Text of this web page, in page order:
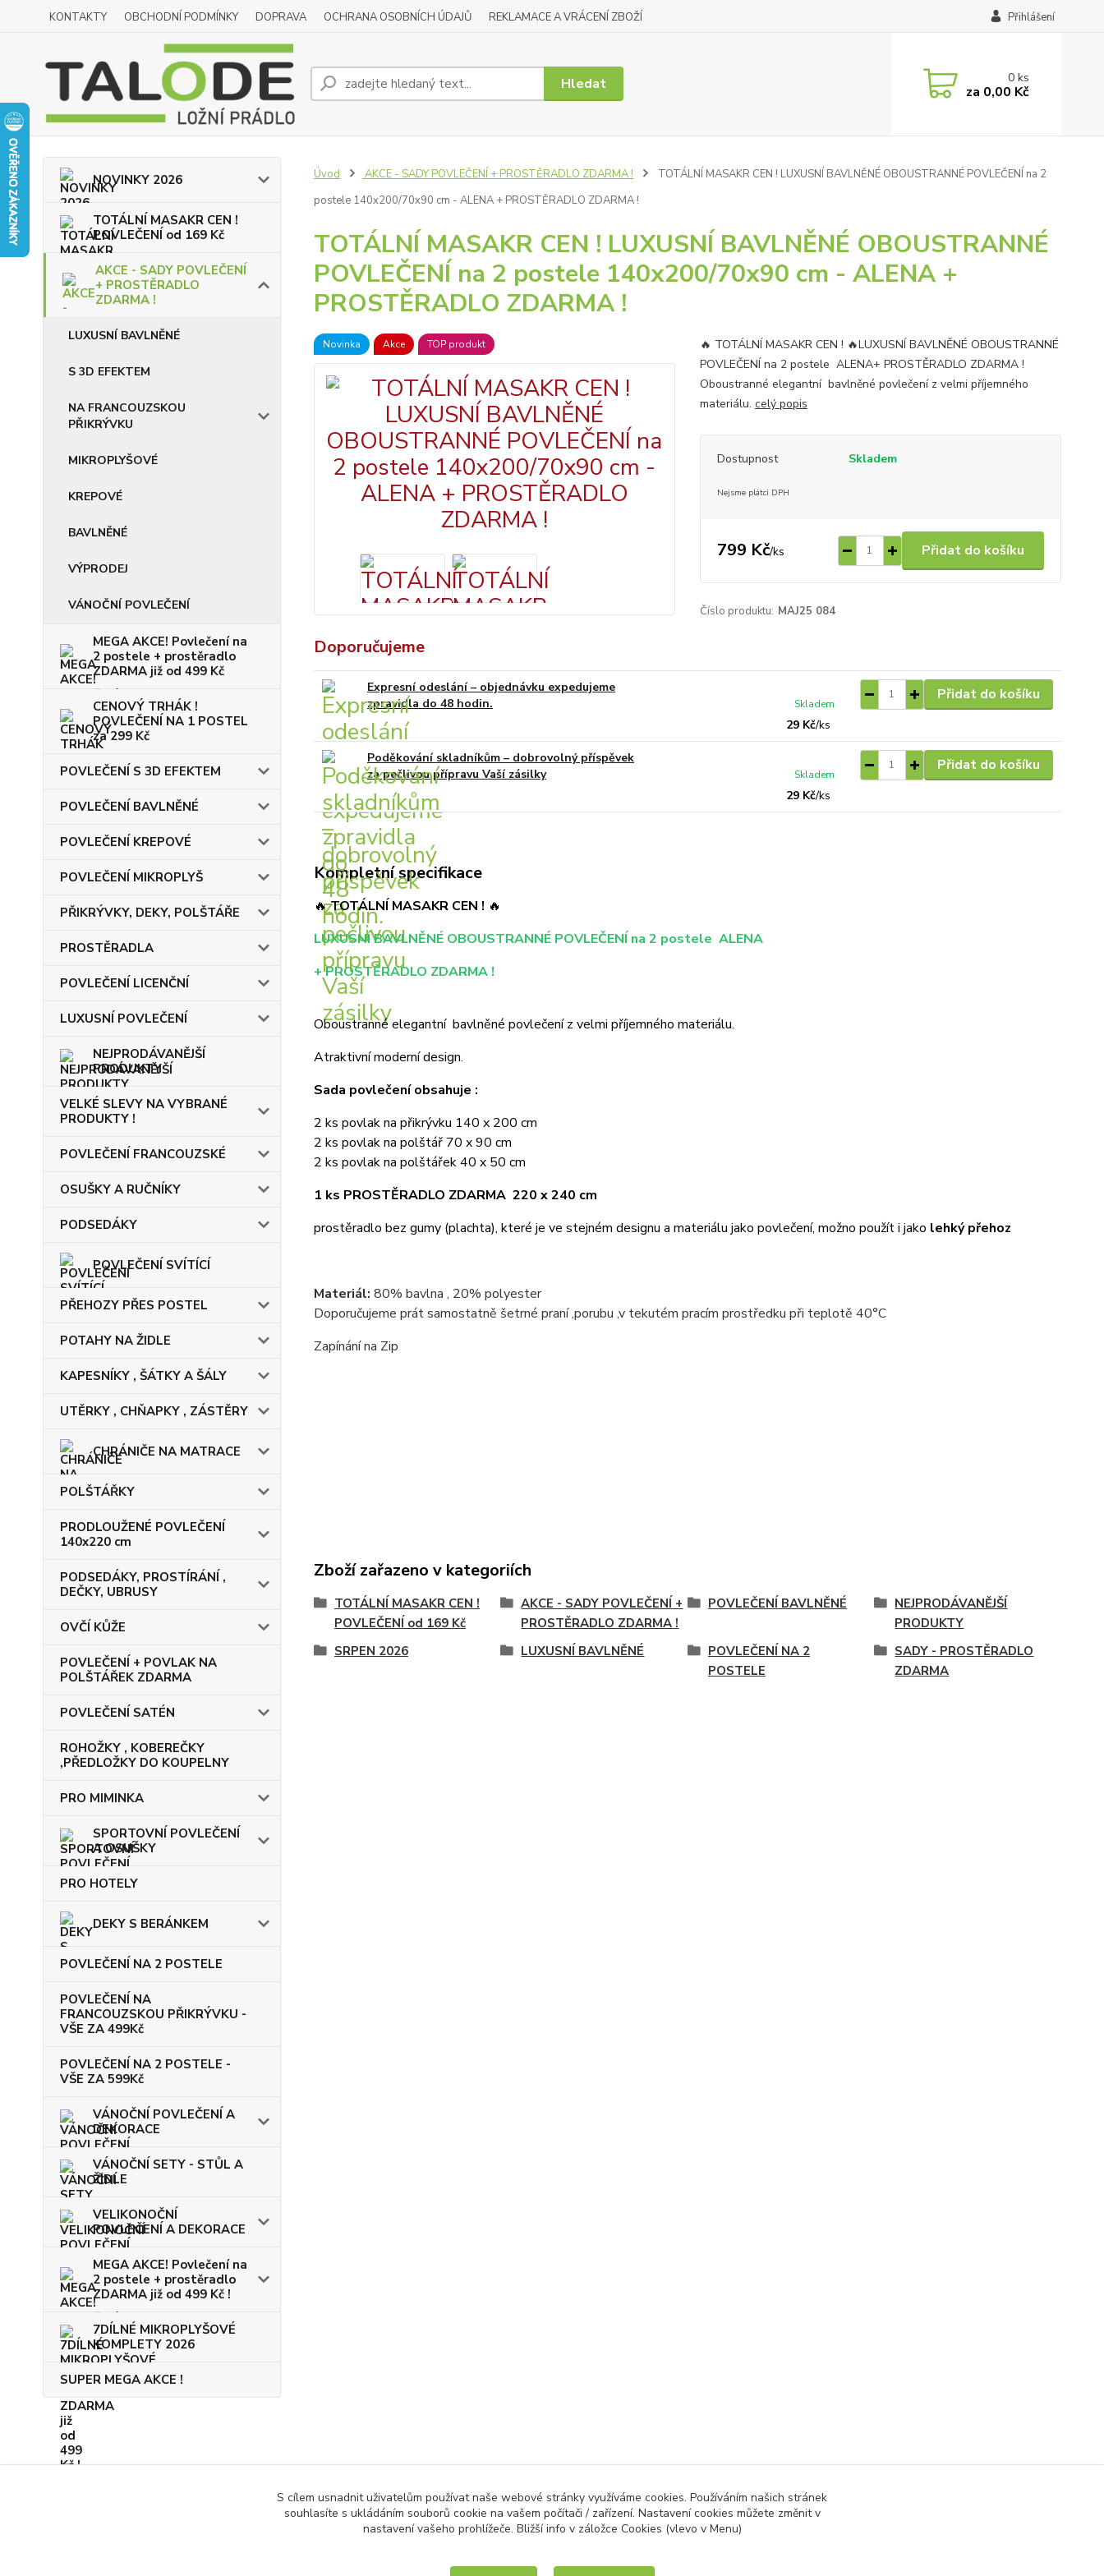
KONTAKTY OBCHODNÍ PODMÍNKY DOPRAVA OCHRANA OSOBNÍCH ÚDAJŮ REKLAMACE A VRÁCENÍ ZBOŽÍ Přihlášení
Hledat 0ks
za 0,00 Kč
NOVINKY 2026
TOTÁLNÍ MASAKR CEN !
POVLEČENÍ od 169 Kč
AKCE - SADY POVLEČENÍ
+ PROSTĚRADLO
ZDARMA !
LUXUSNÍ BAVLNĚNÉ
S 3D EFEKTEM
NA FRANCOUZSKOU
PŘIKRÝVKU
MIKROPLYŠOVÉ
KREPOVÉ
BAVLNĚNÉ
VÝPRODEJ
VÁNOČNÍ POVLEČENÍ
MEGA AKCE! Povlečení na
2 postele + prostěradlo
ZDARMA již od 499 Kč
CENOVÝ TRHÁK !
POVLEČENÍ NA 1 POSTEL
za 299 Kč
POVLEČENÍ S 3D EFEKTEM
POVLEČENÍ BAVLNĚNÉ
POVLEČENÍ KREPOVÉ
POVLEČENÍ MIKROPLYŠ
PŘIKRÝVKY, DEKY, POLŠTÁŘE
PROSTĚRADLA
POVLEČENÍ LICENČNÍ
LUXUSNÍ POVLEČENÍ
NEJPRODÁVANĚJŠÍ
PRODUKTY
VELKÉ SLEVY NA VYBRANÉ
PRODUKTY !
POVLEČENÍ FRANCOUZSKÉ
OSUŠKY A RUČNÍKY
PODSEDÁKY
POVLEČENÍ SVÍTÍCÍ
PŘEHOZY PŘES POSTEL
POTAHY NA ŽIDLE
KAPESNÍKY , ŠÁTKY A ŠÁLY
UTĚRKY , CHŇAPKY , ZÁSTĚRY
CHRÁNIČE NA MATRACE
POLŠTÁŘKY
PRODLOUŽENÉ POVLEČENÍ
140x220 cm
PODSEDÁKY, PROSTÍRÁNÍ ,
DEČKY, UBRUSY
OVČÍ KŮŽE
POVLEČENÍ + POVLAK NA
POLŠTÁŘEK ZDARMA
POVLEČENÍ SATÉN
ROHOŽKY , KOBEREČKY
,PŘEDLOŽKY DO KOUPELNY
PRO MIMINKA
SPORTOVNÍ POVLEČENÍ
A OSUŠKY
PRO HOTELY
DEKY S BERÁNKEM
POVLEČENÍ NA 2 POSTELE
POVLEČENÍ NA
FRANCOUZSKOU PŘIKRÝVKU -
VŠE ZA 499Kč
POVLEČENÍ NA 2 POSTELE -
VŠE ZA 599Kč
VÁNOČNÍ POVLEČENÍ A
DEKORACE
VÁNOČNÍ SETY - STŮL A
ŽIDLE
VELIKONOČNÍ
POVLEČENÍ A DEKORACE
MEGA AKCE! Povlečení na
2 postele + prostěradlo
ZDARMA již od 499 Kč !
7DÍLNÉ MIKROPLYŠOVÉ
KOMPLETY 2026
SUPER MEGA AKCE !
Úvod AKCE - SADY POVLEČENÍ + PROSTĚRADLO ZDARMA !
TOTÁLNÍ MASAKR CEN ! LUXUSNÍ BAVLNĚNÉ OBOUSTRANNÉ POVLEČENÍ na 2
postele 140x200/70x90 cm - ALENA + PROSTĚRADLO ZDARMA !
TOTÁLNÍ MASAKR CEN ! LUXUSNÍ BAVLNĚNÉ OBOUSTRANNÉ
POVLEČENÍ na 2 postele 140x200/70x90 cm - ALENA +
PROSTĚRADLO ZDARMA !
Novinka Akce TOP produkt
🔥 TOTÁLNÍ MASAKR CEN ! 🔥LUXUSNÍ BAVLNĚNÉ OBOUSTRANNÉ
POVLEČENÍ na 2 postele ALENA+ PROSTĚRADLO ZDARMA !
Oboustranné elegantní bavlněné povlečení z velmi příjemného
materiálu. celý popis
Dostupnost Skladem
Nejsme plátci DPH
799 Kč/ks Přidat do košíku
Číslo produktu: MAJ25 084
Doporučujeme
Expresní odeslání – objednávku expedujeme
zpravidla do 48 hodin.
29 Kč/ks
Skladem
Přidat do košíku
Poděkování skladníkům – dobrovolný příspěvek
za pečlivou přípravu Vaší zásilky
29 Kč/ks
Skladem
Přidat do košíku
Kompletní specifikace
🔥TOTÁLNÍ MASAKR CEN ! 🔥
LUXUSNÍ BAVLNĚNÉ OBOUSTRANNÉ POVLEČENÍ na 2 postele ALENA
+ PROSTĚRADLO ZDARMA !
Oboustranné elegantní bavlněné povlečení z velmi příjemného materiálu.
Atraktivní moderní design.
Sada povlečení obsahuje :
2 ks povlak na přikrývku 140 x 200 cm
2 ks povlak na polštář 70 x 90 cm
2 ks povlak na polštářek 40 x 50 cm
1 ks PROSTĚRADLO ZDARMA 220 x 240 cm
prostěradlo bez gumy (plachta), které je ve stejném designu a materiálu jako povlečení, možno použít i jako lehký přehoz
Materiál: 80% bavlna , 20% polyester
Doporučujeme prát samostatně šetrné praní ,porubu ,v tekutém pracím prostředku při teplotě 40°C
Zapínání na Zip
Zboží zařazeno v kategoriích
TOTÁLNÍ MASAKR CEN !
POVLEČENÍ od 169 Kč
AKCE - SADY POVLEČENÍ +
PROSTĚRADLO ZDARMA !
POVLEČENÍ BAVLNĚNÉ
NEJPRODÁVANĚJŠÍ
PRODUKTY
SRPEN 2026
LUXUSNÍ BAVLNĚNÉ
POVLEČENÍ NA 2
POSTELE
SADY - PROSTĚRADLO
ZDARMA
S cílem usnadnit uživatelům používat naše webové stránky využíváme cookies. Používáním našich stránek
souhlasíte s ukládáním souborů cookie na vašem počítači / zařízení. Nastavení cookies můžete změnit v
nastavení vašeho prohlížeče. Bližší info v záložce Cookies (vlevo v Menu)